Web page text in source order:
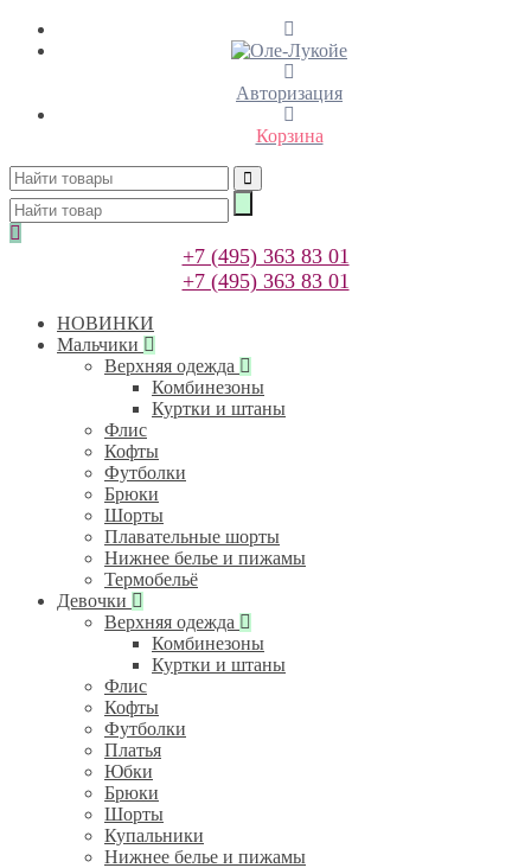
Авторизация
Корзина
+7 (495) 363 83 01
+7 (495) 363 83 01
НОВИНКИ
Мальчики
Верхняя одежда
Комбинезоны
Куртки и штаны
Флис
Кофты
Футболки
Брюки
Шорты
Плавательные шорты
Нижнее белье и пижамы
Термобельё
Девочки
Верхняя одежда
Комбинезоны
Куртки и штаны
Флис
Кофты
Футболки
Платья
Юбки
Брюки
Шорты
Купальники
Нижнее белье и пижамы